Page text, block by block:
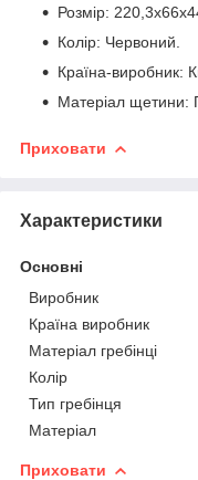
Розмір:
Колір: Червоний.
Країна-виробник:
Матеріал щетини:
Приховати
Характеристики
Основні
Виробник
Країна виробник
Матеріал гребінці
Колір
Тип гребінця
Матеріал
Приховати